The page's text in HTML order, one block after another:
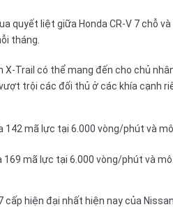
quyết liệt giữa Honda CR-V 7 chỗ và
tháng.
Trail có thể mang đến cho chủ
trội các đối thủ ở các khía cạnh
142 mã lực tại 6.000 vòng/phút và
169 mã lực tại 6.000 vòng/phút và
hiện đại nhất hiện nay của